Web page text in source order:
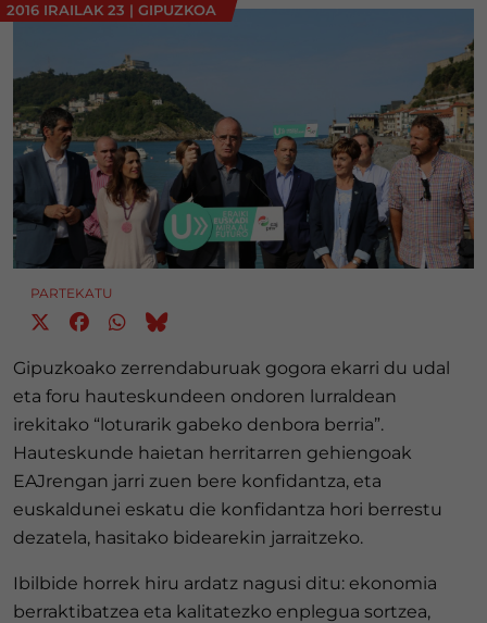
2016 IRAILAK 23 | GIPUZKOA
PARTEKATU
Gipuzkoako zerrendaburuak gogora ekarri du udal
eta foru hauteskundeen ondoren lurraldean
irekitako “loturarik gabeko denbora berria”.
Hauteskunde haietan herritarren gehiengoak
EAJrengan jarri zuen bere konfidantza, eta
euskaldunei eskatu die konfidantza hori berrestu
dezatela, hasitako bidearekin jarraitzeko.
Ibilbide horrek hiru ardatz nagusi ditu: ekonomia
berraktibatzea eta kalitatezko enplegua sortzea,